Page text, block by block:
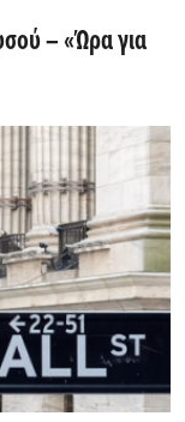
– «Ώρα για